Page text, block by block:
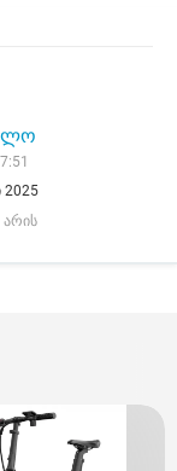
2025
არის